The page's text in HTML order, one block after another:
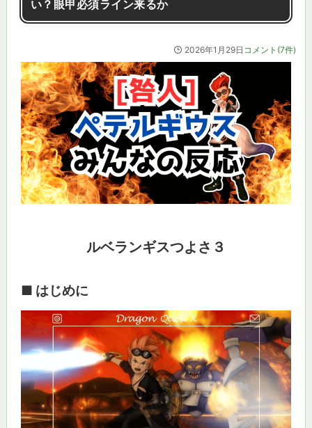
い？眼甲必須ライン来るか
2026年1月29日 コメント(7件)
ルベランギスつよさ３
■ はじめに